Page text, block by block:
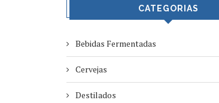
CATEGORIAS
Bebidas Fermentadas
Cervejas
Destilados